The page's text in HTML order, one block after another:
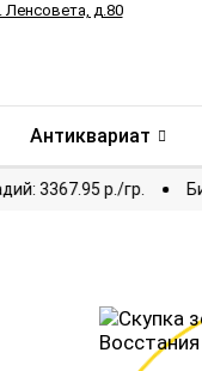
Ленсовета, д.80
Антиквариат
Палладий: 3367.95